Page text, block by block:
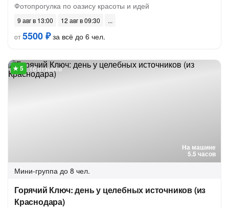
Фотопрогулка по оазису красоты и идей
9 авг в 13:00
12 авг в 09:30
от5500 ₽за всё до 6 чел.
На машине
5.5 часов
16 отзывов
Мини-группа до 8 чел.
Горячий Ключ: день у целебных источников (из
Краснодара)